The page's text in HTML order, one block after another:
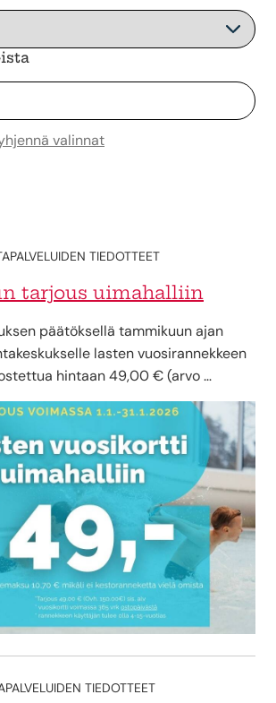
valinnat
TIEDOTTEET
tarjous uimahalliin
päätöksellä tammikuun ajan
lasten vuosirannekkeen
hintaan 49,00 € (arvo …
TIEDOTTEET